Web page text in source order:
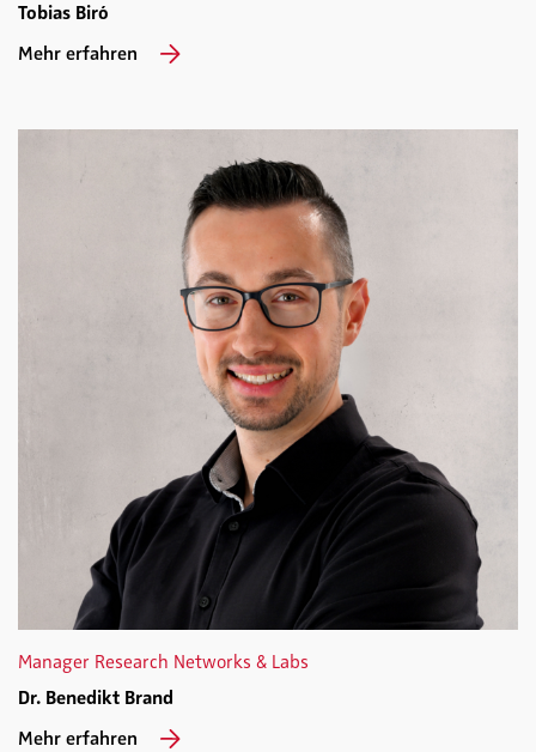
Tobias Biró
Mehr erfahren
Manager Research Networks & Labs
Dr. Benedikt Brand
Mehr erfahren